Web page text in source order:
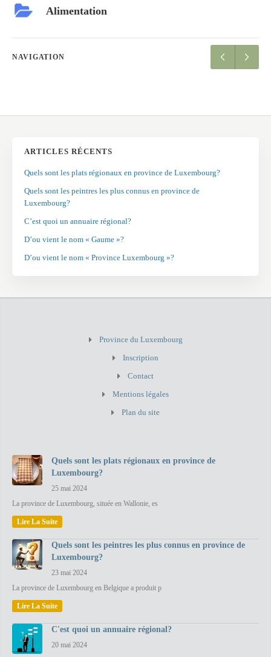
Alimentation
NAVIGATION
ARTICLES RÉCENTS
Quels sont les plats régionaux en province de Luxembourg?
Quels sont les peintres les plus connus en province de
Luxembourg?
C’est quoi un annuaire régional?
D’ou vient le nom « Gaume »?
D’ou vient le nom « Province Luxembourg »?
Province du Luxembourg
Inscription
Contact
Mentions légales
Plan du site
Quels sont les plats régionaux en province de
Luxembourg?
25 mai 2024
La province de Luxembourg, située en Wallonie, es
Lire La Suite
Quels sont les peintres les plus connus en province de
Luxembourg?
23 mai 2024
La province de Luxembourg en Belgique a produit p
Lire La Suite
C'est quoi un annuaire régional?
20 mai 2024